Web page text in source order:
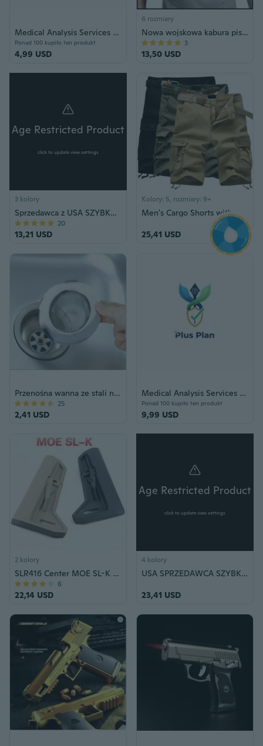
Medical Analysis Services Basic Plan Voucher
4,99 USD
Ponad 100 kupiło ten produkt
6 rozmiary
Nowa wojskowa kabura pistoletu pod pachami taktyczna ukryta kabura na ramię pistoletu na ramię głęboko ukryta kabura na ramię do wszystkich pistoletów
13,50 USD
3
Age Restricted Product
click to update view settings
3 kolory
Sprzedawca z USA SZYBKA WYSYŁKA Latarka ogłuszająca Mini Akumulator Tanie Niezawodna latarka ogłuszająca LED Latarka samoobrona Broń się Elektryczna latarka Taser Taser Shock Tool
13,21 USD
20
Kolory: 5, rozmiary: 9+
Men's Cargo Shorts with Multiple Pockets, Loose Fit Casual Summer Shorts
25,41 USD
Przenośna wanna ze stali nierdzewnej łapacz włosów korek otwór spustowy prysznic pułapka na filtr kuchnia metalowy sitko do zlewu
2,41 USD
25
Medical Analysis Services Plus Plan Voucher
9,99 USD
Ponad 100 kupiło ten produkt
2 kolory
SLR416 Center MOE SL-K Tactical Nylon Stock for Water Bullet Hunting
22,14 USD
6
Age Restricted Product
click to update view settings
4 kolory
USA SPRZEDAWCA SZYBKA WYSYŁKA Paralizator o dużej mocy Podróże na zewnątrz Łatwe do przenoszenia Urządzenie do samoobrony - Styl w kształcie długopisu Taser Tazer Ochrona przed wstrząsami Ochrona Bezpieczeństwo Policja Sprzęt wojskowy + Gaz pieprzowy
23,41 USD